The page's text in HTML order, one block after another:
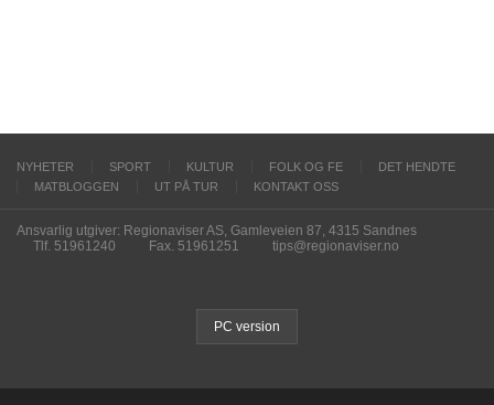
NYHETER SPORT KULTUR FOLK OG FE
DET HENDTE
MATBLOGGEN
UT PÅ TUR KONTAKT OSS
Ansvarlig utgiver: Regionaviser AS, Gamleveien 87, 4315 Sandnes
Tlf. 51961240
Fax. 51961251 tips@regionaviser.no
PC version